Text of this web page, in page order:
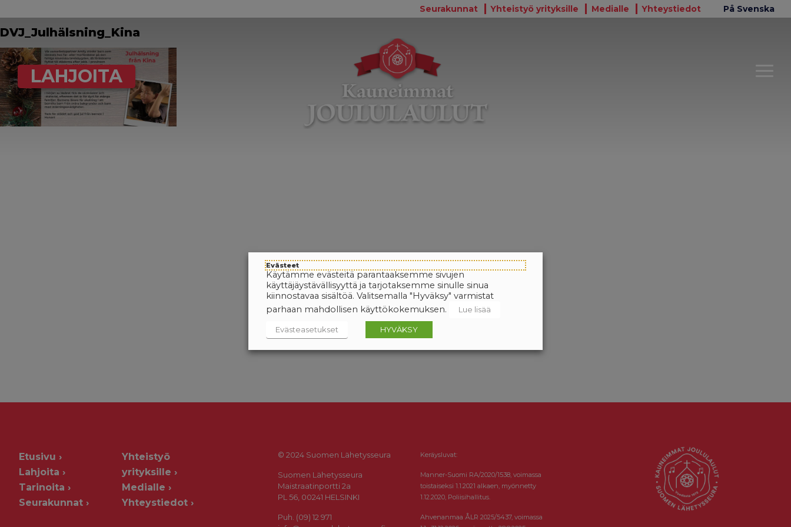
Seurakunnat Yhteistyö yrityksille Medialle Yhteystiedot På Svenska
LAHJOITA
DVJ_Julhälsning_Kina
Etusivu
Lahjoita
Tarinoita
Seurakunnat
Yhteistyö
yrityksille
Medialle
Yhteystiedot
© 2024 Suomen Lähetysseura
Suomen Lähetysseura
Maistraatinportti 2a
PL 56, 00241 HELSINKI
Puh. (09) 12 971
Keräysluvat:
Manner-Suomi RA/2020/1538, voimassa
toistaiseksi 1.1.2021 alkaen, myönnetty
1.12.2020, Poliisihallitus.
Ahvenanmaa ÅLR 2025/5437, voimassa
Evästeet
Käytämme evästeitä parantaaksemme sivujen
käyttäjäystävällisyyttä ja tarjotaksemme sinulle sinua
kiinnostavaa sisältöä. Valitsemalla "Hyväksy" varmistat
parhaan mahdollisen käyttökokemuksen.
Lue lisää
Evästeasetukset HYVÄKSY